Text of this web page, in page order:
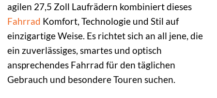
agilen 27,5 Zoll Laufrädern kombiniert dieses
Fahrrad Komfort, Technologie und Stil auf
einzigartige Weise. Es richtet sich an all jene, die
ein zuverlässiges, smartes und optisch
ansprechendes Fahrrad für den täglichen
Gebrauch und besondere Touren suchen.